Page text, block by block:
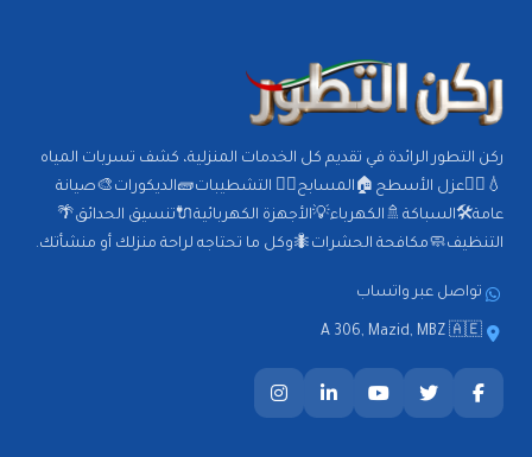
ركن التطور الرائدة في تقديم كل الخدمات المنزلية، كشف تسربات المياه
💧🕵️‍♂️عزل الأسطح🏠المسابح🏊‍♂️ التشطيبات🧱الديكورات🎨صيانة
عامة🛠️السباكة🚿الكهرباء💡الأجهزة الكهربائية🔌تنسيق الحدائق🌴
التنظيف🧼مكافحة الحشرات🐜وكل ما تحتاجه لراحة منزلك أو منشأتك.
تواصل عبر واتساب
A 306, Mazid, MBZ 🇦🇪